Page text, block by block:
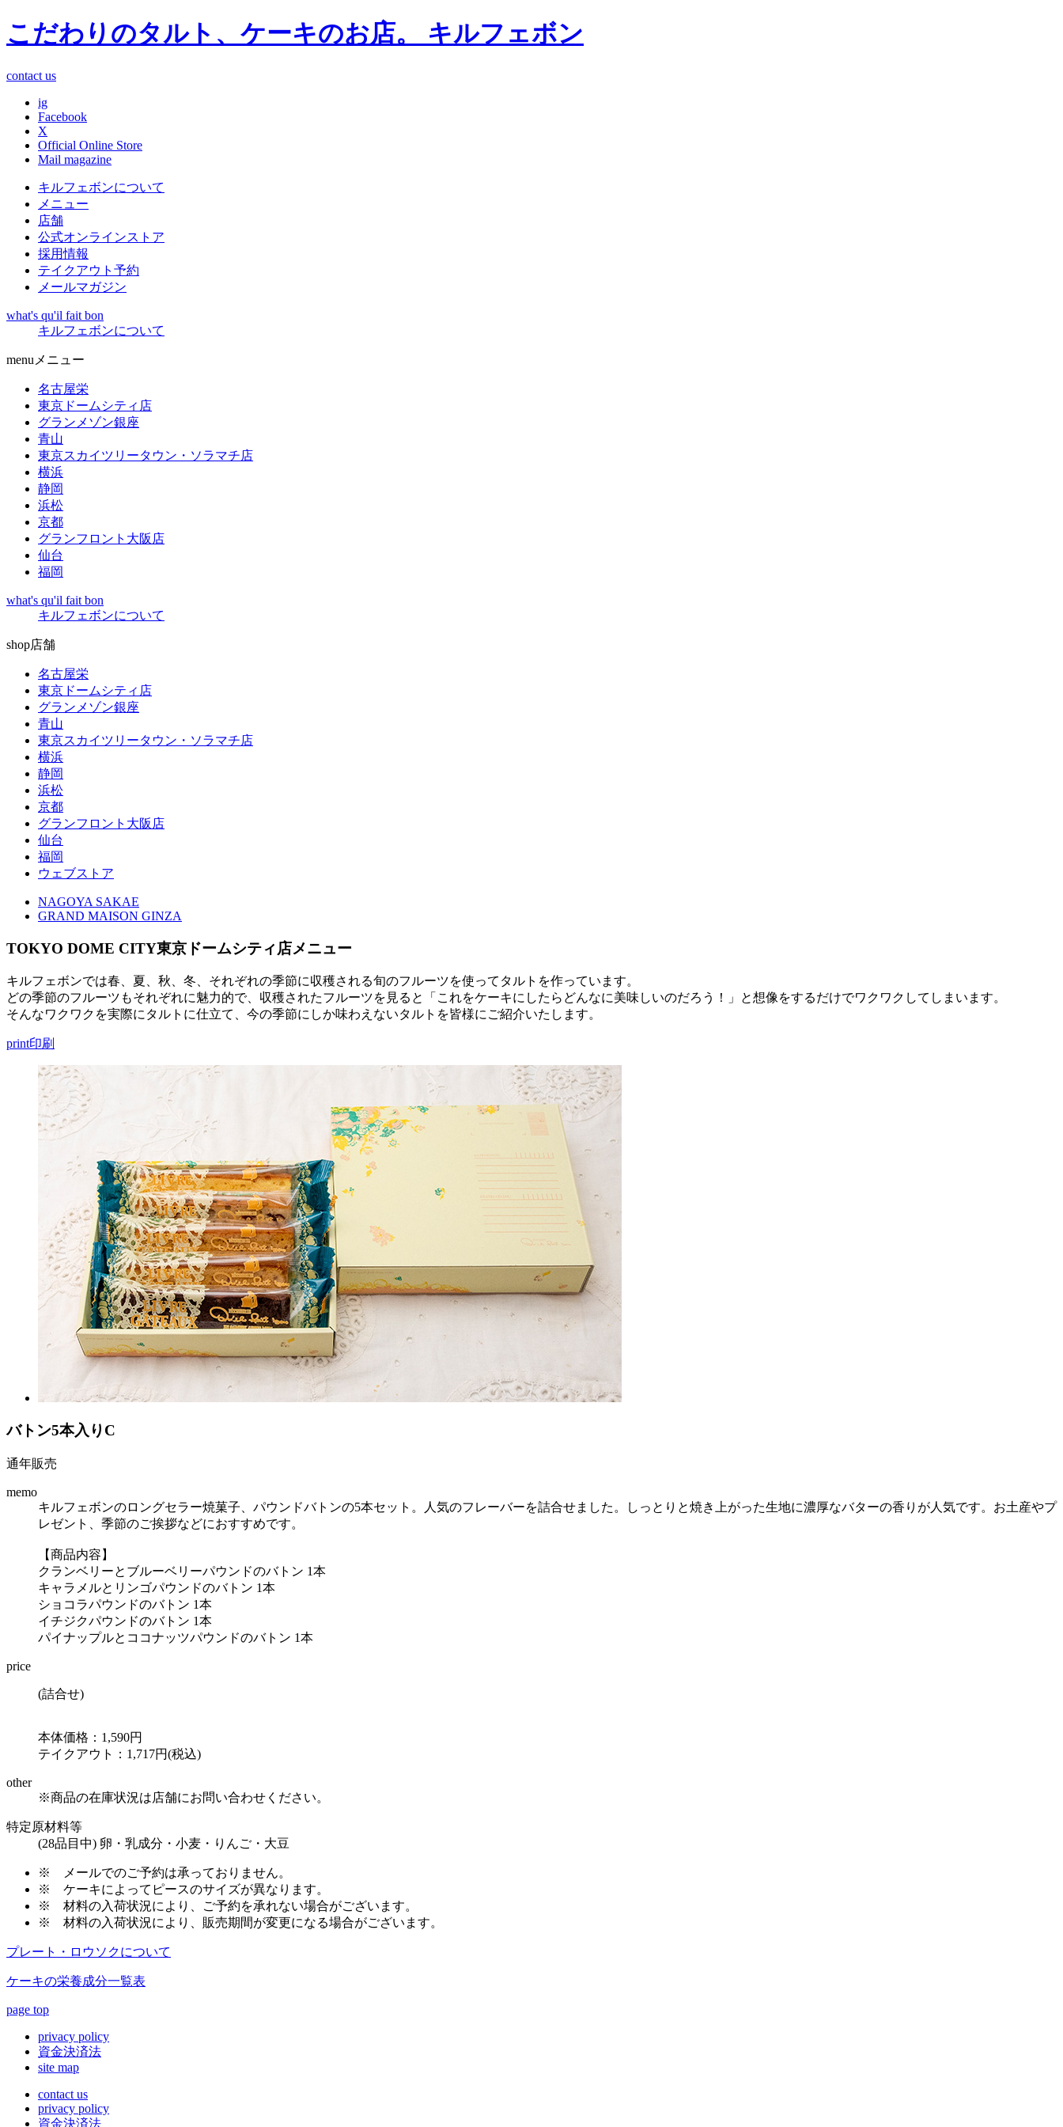
こだわりのタルト、ケーキのお店。 キルフェボン
contact us
ig
Facebook
X
Official Online Store
Mail magazine
キルフェボンについて
メニュー
店舗
公式オンラインストア
採用情報
テイクアウト予約
メールマガジン
what's qu'il fait bon
キルフェボンについて
menu メニュー
名古屋栄
東京ドームシティ店
グランメゾン銀座
青山
東京スカイツリータウン・ソラマチ店
横浜
静岡
浜松
京都
グランフロント大阪店
仙台
福岡
what's qu'il fait bon
キルフェボンについて
shop店舗
名古屋栄
東京ドームシティ店
グランメゾン銀座
青山
東京スカイツリータウン・ソラマチ店
横浜
静岡
浜松
京都
グランフロント大阪店
仙台
福岡
ウェブストア
NAGOYA SAKAE
GRAND MAISON GINZA
TOKYO DOME CITY東京ドームシティ店メニュー
キルフェボンでは春、夏、秋、冬、それぞれの季節に収穫される旬のフルーツを使ってタルトを作っています。
どの季節のフルーツもそれぞれに魅力的で、収穫されたフルーツを見ると「これをケーキにしたらどんなに美味しいのだろう！」と想像をするだけでワクワクしてしまいます。
そんなワクワクを実際にタルトに仕立て、今の季節にしか味わえないタルトを皆様にご紹介いたします。
print印刷
バトン5本入りC
通年販売
memo
キルフェボンのロングセラー焼菓子、パウンドバトンの5本セット。人気のフレーバーを詰合せました。しっとりと焼き上がった生地に濃厚なバターの香りが人気です。お土産やプ
レゼント、季節のご挨拶などにおすすめです。
【商品内容】
クランベリーとブルーベリーパウンドのバトン 1本
キャラメルとリンゴパウンドのバトン 1本
ショコラパウンドのバトン 1本
イチジクパウンドのバトン 1本
パイナップルとココナッツパウンドのバトン 1本
price
(詰合せ)
本体価格：1,590円
テイクアウト：1,717円(税込)
other
※商品の在庫状況は店舗にお問い合わせください。
特定原材料等
(28品目中) 卵・乳成分・小麦・りんご・大豆
※
メールでのご予約は承っておりません。
※ ケーキによってピースのサイズが異なります。
※ 材料の入荷状況により、ご予約を承れない場合がございます。
※ 材料の入荷状況により、販売期間が変更になる場合がございます。
プレート・ロウソクについて
ケーキの栄養成分一覧表
page top
privacy policy
資金決済法
site map
contact us
privacy policy
資金決済法